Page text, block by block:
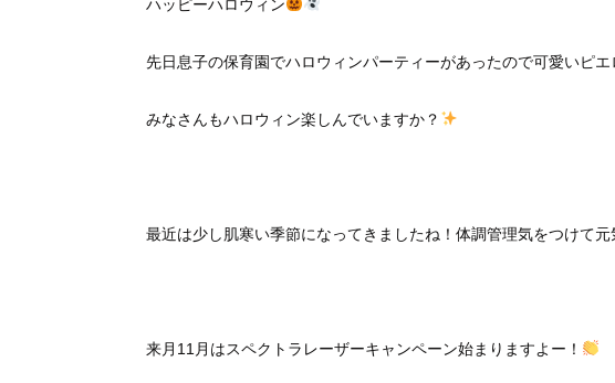
ハッピーハロウィン
先日息子の保育園でハロウィンパーティーがあったので可愛いピ
みなさんもハロウィン楽しんでいますか？
最近は少し肌寒い季節になってきましたね！体調管理気をつけて元
来月11月はスペクトラレーザーキャンペーン始まりますよー！